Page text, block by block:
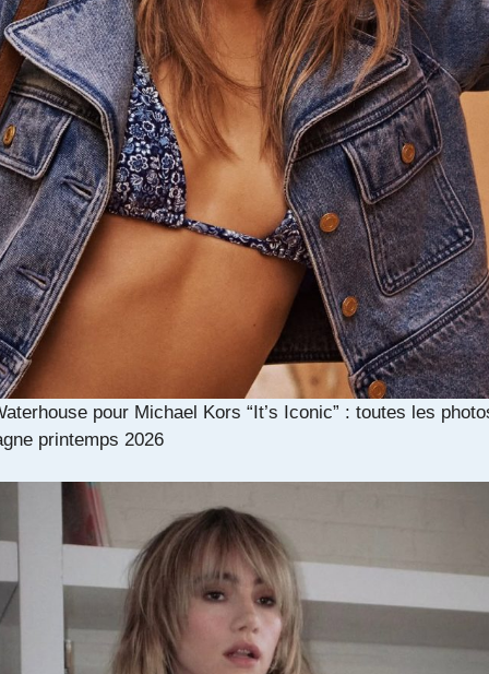
pour Michael Kors “It’s Iconic” : toutes les
printemps 2026